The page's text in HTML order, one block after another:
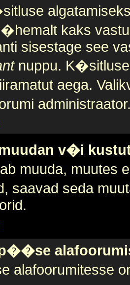
kaks
sisestage see
nuppu.
aega.
v�i
muuda, muutes
seda
alafoorumitesse